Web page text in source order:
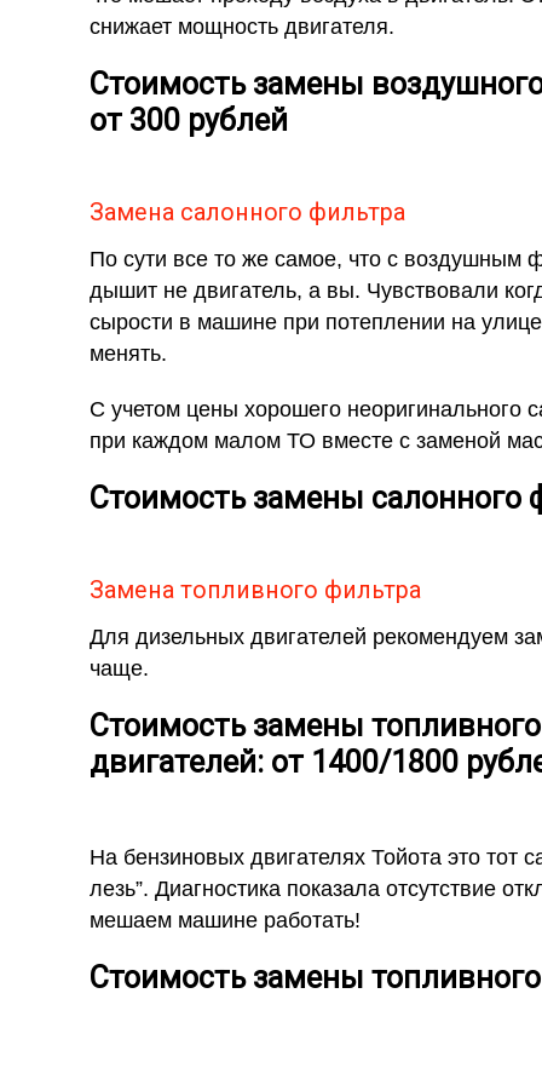
снижает мощность двигателя.
Стоимость замены
от 300 рублей
Замена салонного фильтра
По сути все то же самое, что с воздушным
дышит не двигатель, а вы. Чувствовали
сырости в машине при потеплении на
менять.
С учетом цены хорошего неоригинального
при каждом малом ТО вместе с заменой
Стоимость замены салонного
Замена топливного фильтра
Для дизельных двигателей рекомендуем
чаще.
Стоимость замены
двигателей: от 1400/1800
На бензиновых двигателях Тойота это тот
лезь”. Диагностика показала отсутствие
мешаем машине работать!
Стоимость замены